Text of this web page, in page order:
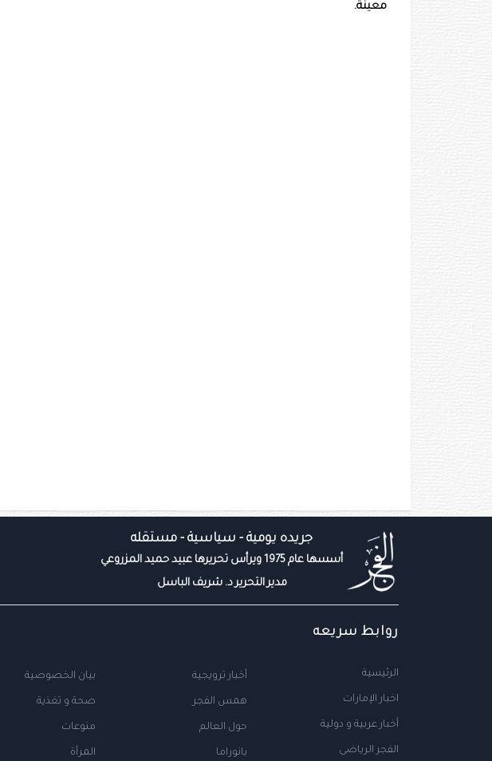
معينة.
جريده يومية - سياسية - مستقله
أسسها عام 1975 ويرأس تحريرها عبيد حميد المزروعي
مدير التحرير د. شريف الباسل
روابط سريعه
الرئيسية
اخبار الإمارات
أخبار عربية و دولية
الفجر الرياضى
أخبار ترويجية
همس الفجر
حول العالم
بانوراما
بيان الخصوصية
صحة و تغذية
منوعات
المرأة